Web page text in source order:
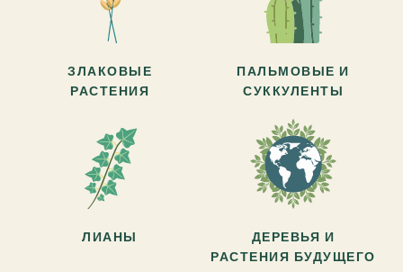
ЗЛАКОВЫЕ
РАСТЕНИЯ
ПАЛЬМОВЫЕ И
СУККУЛЕНТЫ
ЛИАНЫ
ДЕРЕВЬЯ И
РАСТЕНИЯ БУДУЩЕГО